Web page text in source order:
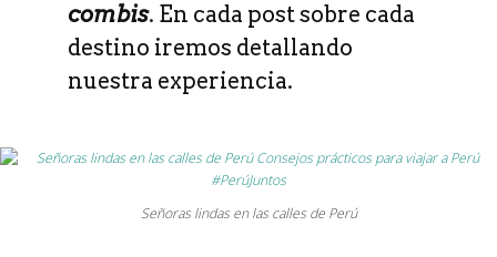
combis. En cada post sobre cada
destino iremos detallando
nuestra experiencia.
Señoras lindas en las calles de Perú